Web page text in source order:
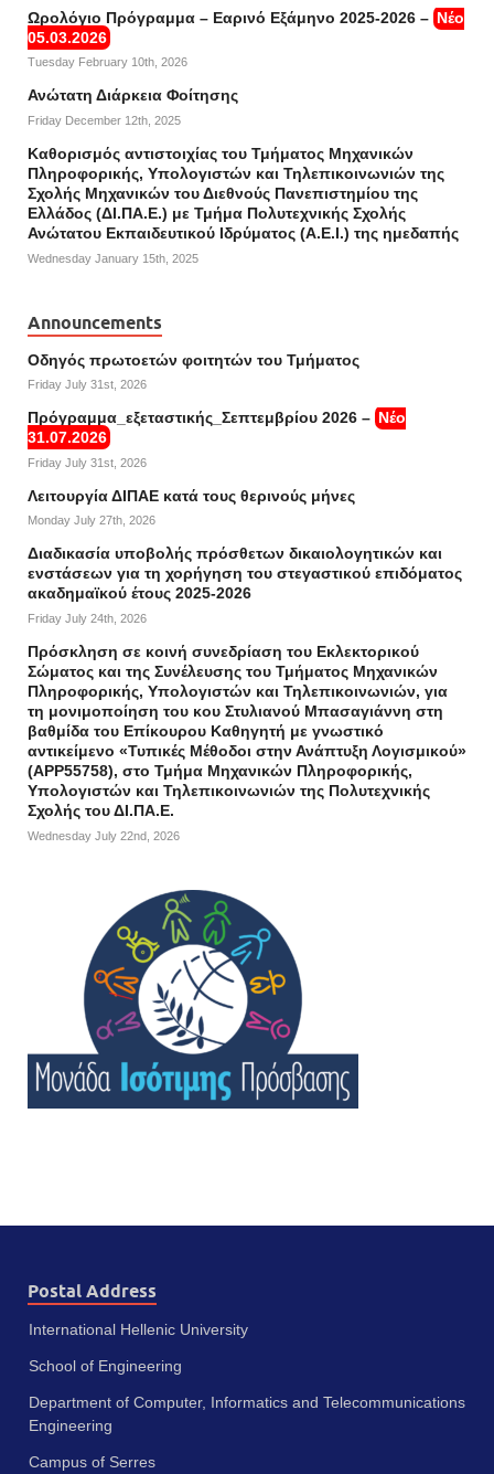
Ωρολόγιο Πρόγραμμα – Εαρινό Εξάμηνο 2025-2026 – Νέο
05.03.2026
Tuesday February 10th, 2026
Ανώτατη Διάρκεια Φοίτησης
Friday December 12th, 2025
Καθορισμός αντιστοιχίας του Τμήματος Μηχανικών
Πληροφορικής, Υπολογιστών και Τηλεπικοινωνιών της
Σχολής Μηχανικών του Διεθνούς Πανεπιστημίου της
Ελλάδος (ΔΙ.ΠΑ.Ε.) με Τμήμα Πολυτεχνικής Σχολής
Ανώτατου Εκπαιδευτικού Ιδρύματος (Α.Ε.Ι.) της ημεδαπής
Wednesday January 15th, 2025
Announcements
Οδηγός πρωτοετών φοιτητών του Τμήματος
Friday July 31st, 2026
Πρόγραμμα_εξεταστικής_Σεπτεμβρίου 2026 – Νέο
31.07.2026
Friday July 31st, 2026
Λειτουργία ΔΙΠΑΕ κατά τους θερινούς μήνες
Monday July 27th, 2026
Διαδικασία υποβολής πρόσθετων δικαιολογητικών και
ενστάσεων για τη χορήγηση του στεγαστικού επιδόματος
ακαδημαϊκού έτους 2025-2026
Friday July 24th, 2026
Πρόσκληση σε κοινή συνεδρίαση του Εκλεκτορικού
Σώματος και της Συνέλευσης του Τμήματος Μηχανικών
Πληροφορικής, Υπολογιστών και Τηλεπικοινωνιών, για
τη μονιμοποίηση του κου Στυλιανού Μπασαγιάννη στη
βαθμίδα του Επίκουρου Καθηγητή με γνωστικό
αντικείμενο «Τυπικές Μέθοδοι στην Ανάπτυξη Λογισμικού»
(APP55758), στο Τμήμα Μηχανικών Πληροφορικής,
Υπολογιστών και Τηλεπικοινωνιών της Πολυτεχνικής
Σχολής του ΔΙ.ΠΑ.Ε.
Wednesday July 22nd, 2026
Postal Address
International Hellenic University
School of Engineering
Department of Computer, Informatics and Telecommunications
Engineering
Campus of Serres